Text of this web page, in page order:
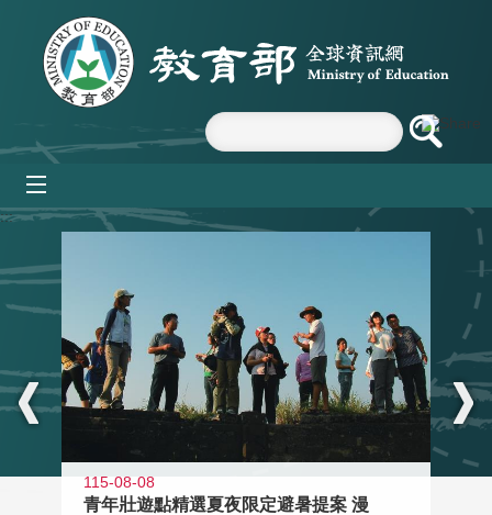
跳到主要內容區塊
:::
115-08-08
青年壯遊點精選夏夜限定避暑提案 漫